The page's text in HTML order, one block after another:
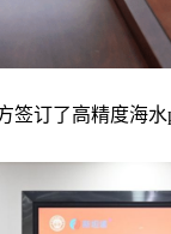
签订了高精度海水